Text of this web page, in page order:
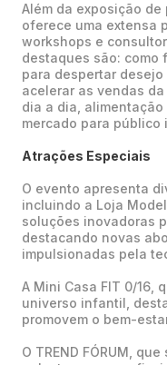
Além da exposição de
oferece uma extensa
workshops e
destaques são: como
para despertar
acelerar as vendas
dia a dia,
mercado para público
Atrações Especiais
O evento apresenta
incluindo a Loja
soluções inovadoras
destacando novas
impulsionadas pela
A Mini Casa FIT 0/16,
universo infantil,
promovem o bem-
O TREND FÓRUM,